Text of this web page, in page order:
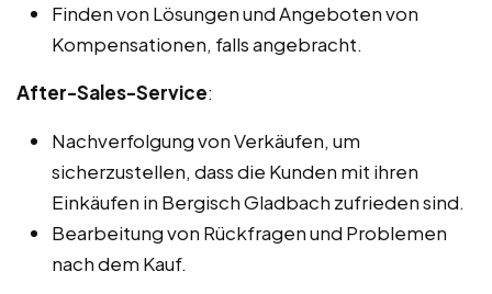
Finden von Lösungen und Angeboten von
Kompensationen, falls angebracht.
After-Sales-Service:
Nachverfolgung von Verkäufen, um
sicherzustellen, dass die Kunden mit ihren
Einkäufen in Bergisch Gladbach zufrieden sind.
Bearbeitung von Rückfragen und Problemen
nach dem Kauf.